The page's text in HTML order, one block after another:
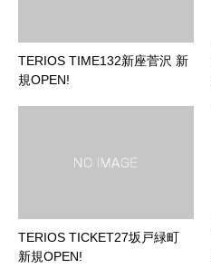
TERIOS TIME132新座菅沢 新
規OPEN!
TERIOS TICKET27坂戸緑町
新規OPEN!